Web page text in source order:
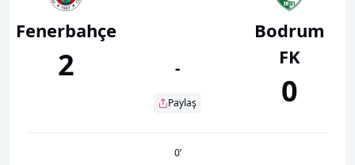
Fenerbahçe
2 -
Paylaş
Bodrum
FK
0
0’